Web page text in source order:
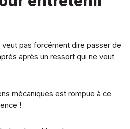
pas forcément dire passer de
après un ressort qui ne veut
mécaniques est rompue à ce
!